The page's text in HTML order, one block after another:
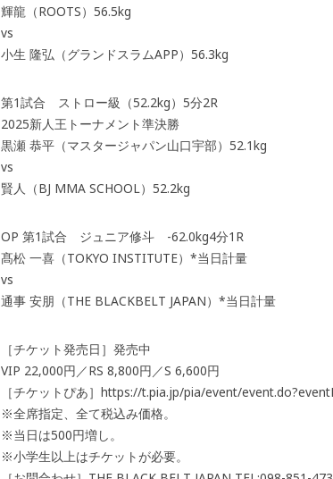
輝龍（ROOTS）56.5kg
vs
小生 隆弘（グランドスラムAPP）56.3kg
第1試合 ストロー級（52.2kg）5分2R
2025新人王トーナメント準決勝
黒瀬 恭平（マスタージャパン山口宇部）52.1kg
vs
賢人（BJ MMA SCHOOL）52.2kg
OP 第1試合 ジュニア修斗 -62.0kg4分1R
髙松 一喜（TOKYO INSTITUTE）*当日計量
vs
通事 安朋（THE BLACKBELT JAPAN）*当日計量
［チケット発売日］発売中
VIP 22,000円／RS 8,800円／S 6,600円
［チケットぴあ］https://t.pia.jp/pia/event/
※全席指定、全て税込み価格。
※当日は500円増し。
※小学生以上はチケットが必要。